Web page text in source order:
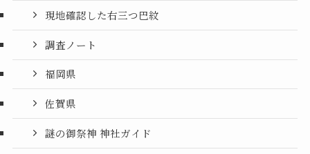
現地確認した右三つ巴紋
調査ノート
福岡県
佐賀県
謎の御祭神 神社ガイド